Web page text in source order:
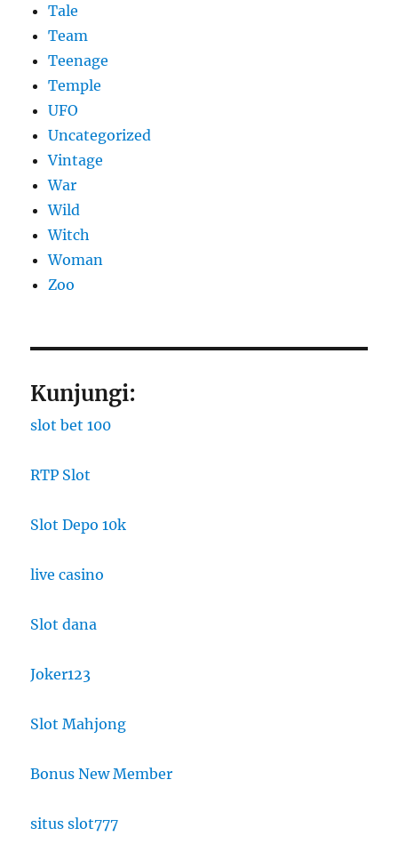
Tale
Team
Teenage
Temple
UFO
Uncategorized
Vintage
War
Wild
Witch
Woman
Zoo
Kunjungi:
slot bet 100
RTP Slot
Slot Depo 10k
live casino
Slot dana
Joker123
Slot Mahjong
Bonus New Member
situs slot777